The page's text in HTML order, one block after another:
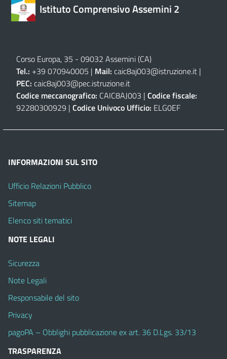
Istituto Comprensivo Assemini 2
Corso Europa, 35 - 09032 Assemini (CA)
Tel.: +39 070940005 | Mail: caic8aj003@istruzione.it |
PEC: caic8aj003@pec.istruzione.it
Codice meccanografico: CAIC8AJ003 | Codice fiscale:
92280300929 | Codice Univoco Ufficio: ELG0EF
INFORMAZIONI SUL SITO
Ufficio Relazioni Pubblico
Sitemap
Elenco siti tematici
NOTE LEGALI
Sicurezza
Note Legali
Responsabile del sito
Privacy
pagoPA – Obblighi pubblicazione ex art. 36 D.Lgs. 33/13
TRASPARENZA